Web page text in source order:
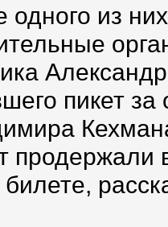
одного из
пикет за